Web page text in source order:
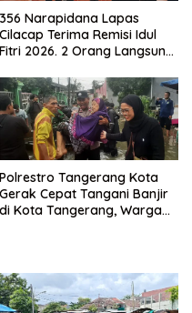
356 Narapidana Lapas
Cilacap Terima Remisi Idul
Fitri 2026. 2 Orang Langsung
Polrestro Tangerang Kota
Gerak Cepat Tangani Banjir
di Kota Tangerang, Warga